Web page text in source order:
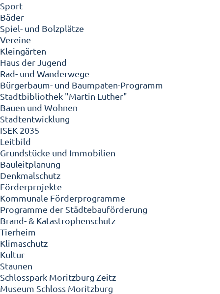
Sport
Bäder
Spiel- und Bolzplätze
Vereine
Kleingärten
Haus der Jugend
Rad- und Wanderwege
Bürgerbaum- und Baumpaten-Programm
Stadtbibliothek "Martin Luther"
Bauen und Wohnen
Stadtentwicklung
ISEK 2035
Leitbild
Grundstücke und Immobilien
Bauleitplanung
Denkmalschutz
Förderprojekte
Kommunale Förderprogramme
Programme der Städtebauförderung
Brand- & Katastrophenschutz
Tierheim
Klimaschutz
Kultur
Staunen
Schlosspark Moritzburg Zeitz
Museum Schloss Moritzburg